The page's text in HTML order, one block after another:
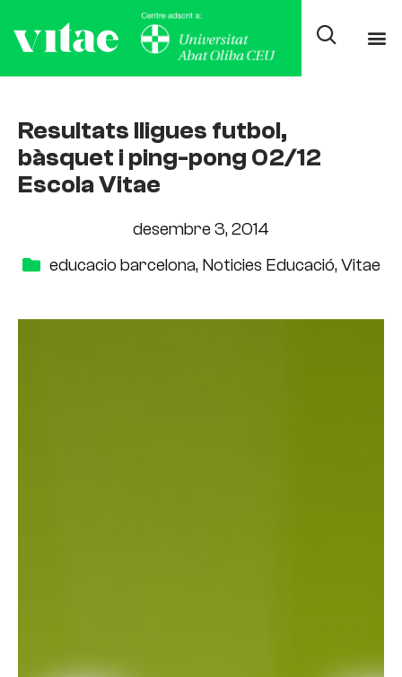
Resultats lligues futbol,
bàsquet i ping-pong 02/12
Escola Vitae
desembre 3, 2014
educacio barcelona, Noticies Educació,Vitae